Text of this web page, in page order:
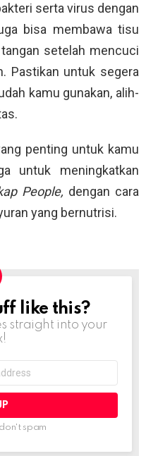
serta virus dengan
bisa membawa tisu
setelah mencuci
Pastikan untuk segera
kamu gunakan, alih-
penting untuk kamu
untuk meningkatkan
People, dengan cara
yang bernutrisi.
like this?
straight into your
spam